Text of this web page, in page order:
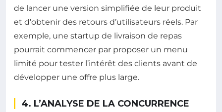
de lancer une version simplifiée de leur produit
et d’obtenir des retours d’utilisateurs réels. Par
exemple, une startup de livraison de repas
pourrait commencer par proposer un menu
limité pour tester l’intérêt des clients avant de
développer une offre plus large.
4. L’ANALYSE DE LA CONCURRENCE